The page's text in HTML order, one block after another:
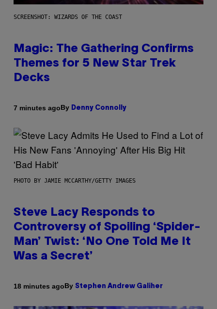
SCREENSHOT: WIZARDS OF THE COAST
Magic: The Gathering Confirms
Themes for 5 New Star Trek
Decks
7 minutes agoBy Denny Connolly
PHOTO BY JAMIE MCCARTHY/GETTY IMAGES
Steve Lacy Responds to
Controversy of Spoiling ‘Spider-
Man’ Twist: ‘No One Told Me It
Was a Secret’
18 minutes agoBy Stephen Andrew Galiher